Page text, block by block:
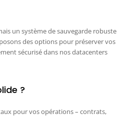
un système de sauvegarde robuste
des options pour préserver vos
sécurisé dans nos datacenters
?
pour vos opérations – contrats,